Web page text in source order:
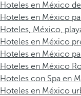
Hoteles en México
Hoteles en México
Hoteles, México,
Hoteles en México
Hoteles en México
Hoteles en México
Hoteles con Spa en
Hoteles en México